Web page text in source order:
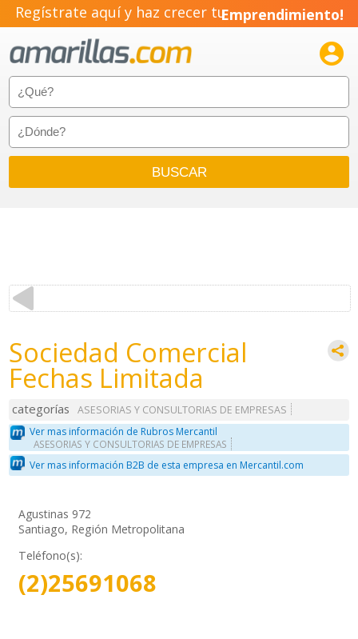
Regístrate aquí y haz crecer tuEmprendimiento!

Sociedad Comercial
Fechas Limitada
categorías
ASESORIAS Y CONSULTORIAS DE EMPRESAS
Ver mas información de Rubros Mercantil
ASESORIAS Y CONSULTORIAS DE EMPRESAS
Ver mas información B2B de esta empresa en Mercantil.com
Agustinas 972
Santiago, Región Metropolitana
Teléfono(s):
(2)25691068